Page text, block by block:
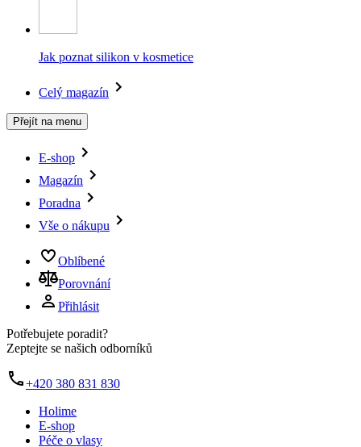
Jak poznat silikon v kosmetice
Celý magazín
Přejít na menu
E-shop
Magazín
Poradna
Vše o nákupu
Oblíbené
Porovnání
Přihlásit
Potřebujete poradit?
Zeptejte se našich odborníků
+420 380 831 830
Holime
E-shop
Péče o vlasy